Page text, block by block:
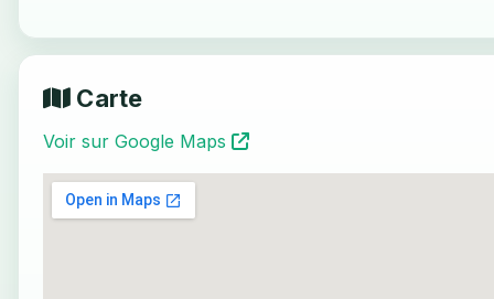
Carte
Voir sur Google Maps